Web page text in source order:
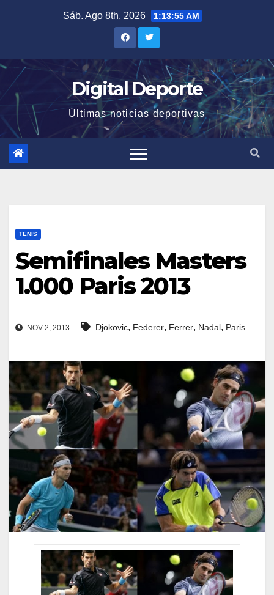
Sáb. Ago 8th, 2026 1:13:56 AM
Digital Deporte
Últimas noticias deportivas
TENIS
Semifinales Masters
1.000 Paris 2013
NOV 2, 2013 Djokovic, Federer, Ferrer, Nadal, Paris